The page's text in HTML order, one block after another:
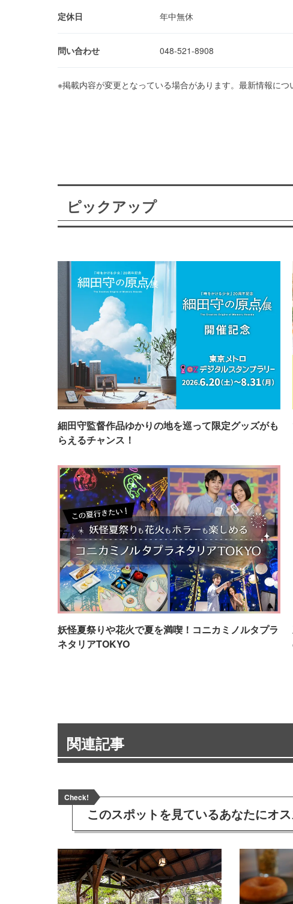
定休日 年中無休
問い合わせ 048-521-8908
※掲載内容が変更となっている場合があります。最新情報に
ピックアップ
細田守監督作品ゆかりの地を巡って限定グッズがも
らえるチャンス！
妖怪夏祭りや花火で夏を満喫！コニカミノルタプラ
ネタリアTOKYO
関連記事
Check!
このスポットを見ているあなたにオ